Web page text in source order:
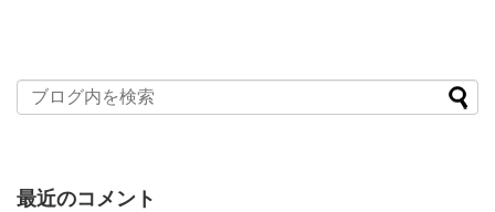
最近のコメント